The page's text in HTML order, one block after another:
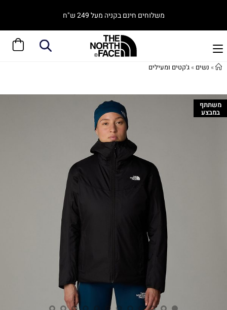
משלוחים חינם בקניה מעל 249 ש"ח
» נשים »ג'קטים ומעילים
משתתף
במבצע